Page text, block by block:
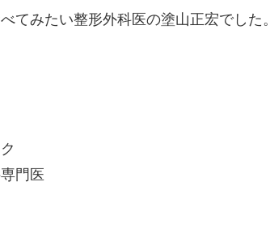
てみたい整形外科医の塗山正宏でした。
門医